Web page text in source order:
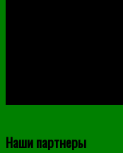
Наши партнеры